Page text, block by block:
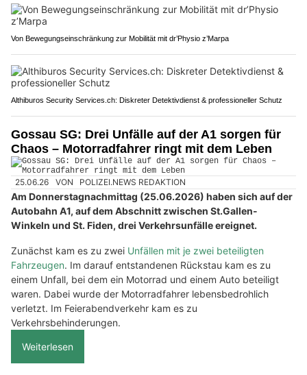
Von Bewegungseinschränkung zur Mobilität mit dr’Physio z’Marpa
Althiburos Security Services.ch: Diskreter Detektivdienst & professioneller Schutz
Gossau SG: Drei Unfälle auf der A1 sorgen für
Chaos – Motorradfahrer ringt mit dem Leben
25.06.26 VON POLIZEI.NEWS REDAKTION
Am Donnerstagnachmittag (25.06.2026) haben sich auf der
Autobahn A1, auf dem Abschnitt zwischen St.Gallen-
Winkeln und St. Fiden, drei Verkehrsunfälle ereignet.
Zunächst kam es zu zwei Unfällen mit je zwei beteiligten
Fahrzeugen. Im darauf entstandenen Rückstau kam es zu
einem Unfall, bei dem ein Motorrad und einem Auto beteiligt
waren. Dabei wurde der Motorradfahrer lebensbedrohlich
verletzt. Im Feierabendverkehr kam es zu
Verkehrsbehinderungen.
Weiterlesen